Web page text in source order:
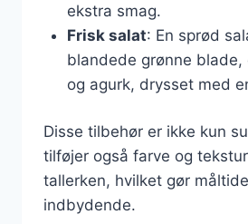
ekstra smag.
Frisk salat: En sprød
blandede grønne blade,
og agurk, drysset med
Disse tilbehør er ikke kun
tilføjer også farve og
tallerken, hvilket gør
indbydende.